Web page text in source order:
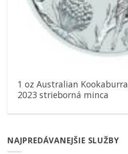
1 oz Australian Kookaburra
2023 strieborná minca
NAJPREDÁVANEJŠIE SLUŽBY